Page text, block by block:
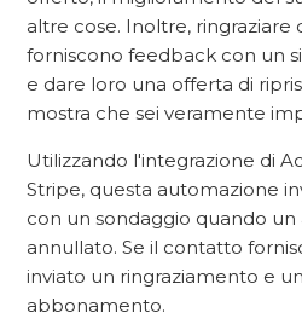
altre cose. Inoltre,
forniscono feedback con un
e dare loro una offerta di
mostra che sei veramente
Utilizzando l'integrazione di
Stripe, questa automazione
con un sondaggio quando
annullato. Se il contatto
inviato un ringraziamento e
abbonamento.